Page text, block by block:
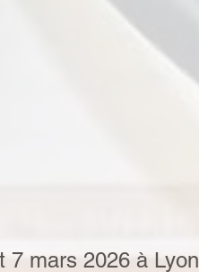
7 mars 2026 à Lyon